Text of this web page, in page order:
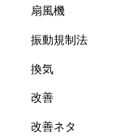
扇風機
振動規制法
換気
改善
改善ネタ